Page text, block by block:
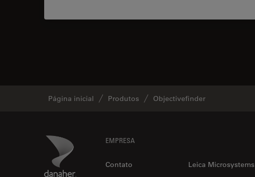
Página inicial Produtos Objectivefinder
Danaher Logo EMPRESA
Contato
Leica Microsystems